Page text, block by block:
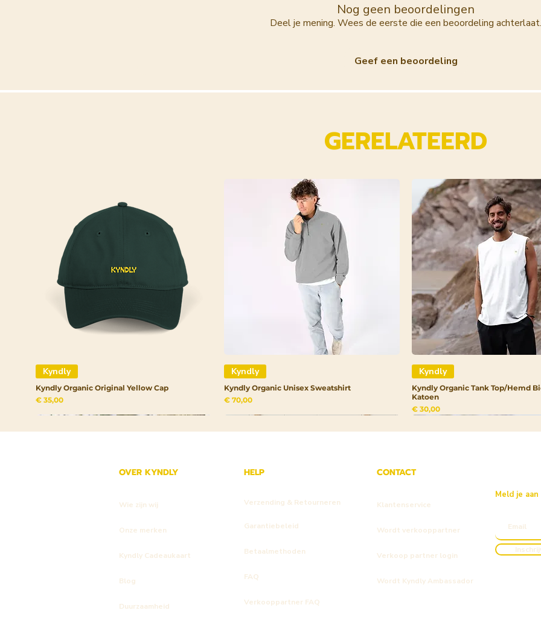
Nog geen beoordelingen
Deel je mening. Wees de eerste die een beoordeling achterlaat.
Geef een beoordeling
GERELATEERD
Kyndly
Kyndly Organic Original Yellow Cap
Prijs
€ 35,00
Kyndly
Kyndly Organic Unisex Sweatshirt
Prijs
€ 70,00
Kyndly
Kyndly Organic Tank Top/Hemd
Katoen
Prijs
€ 30,00
Kyndly
Kyndly
Kyndly
OVER KYNDLY HELP CONTACT
Wie zijn wij
Onze merken
Kyndly Cadeaukaart
Blog
Duurzaamheid
Verzending & Retourneren
Garantiebeleid
Betaalmethoden
FAQ
Verkooppartner FAQ
Klantenservice
Wordt verkooppartner
Verkoop partner login
Wordt Kyndly Ambassador
Meld je